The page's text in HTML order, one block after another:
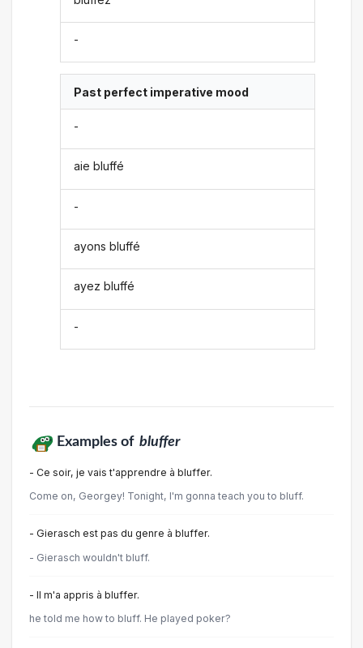
-
Past perfect imperative mood
-
aie bluffé
-
ayons bluffé
ayez bluffé
-
Examples of bluffer
- Ce soir, je vais t'apprendre à bluffer.
Come on, Georgey! Tonight, I'm gonna teach you to bluff.
- Gierasch est pas du genre à bluffer.
- Gierasch wouldn't bluff.
- Il m'a appris à bluffer.
he told me how to bluff. He played poker?